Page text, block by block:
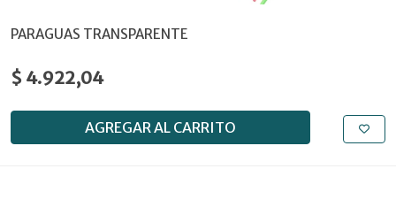
PARAGUAS TRANSPARENTE
$ 4.922,04
AGREGAR AL CARRITO